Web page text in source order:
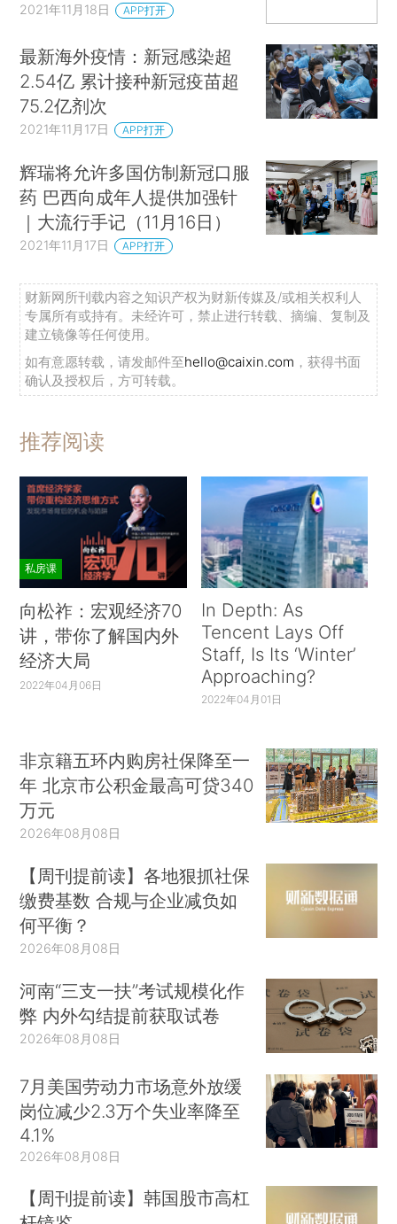
2021年11月18日 APP打开
最新海外疫情：新冠感染超
2.54亿 累计接种新冠疫苗超
75.2亿剂次
2021年11月17日 APP打开
辉瑞将允许多国仿制新冠口服
药 巴西向成年人提供加强针
｜大流行手记（11月16日）
2021年11月17日 APP打开
财新网所刊载内容之知识产权为财新传媒及/或相关权利人
专属所有或持有。未经许可，禁止进行转载、摘编、复制及
建立镜像等任何使用。
如有意愿转载，请发邮件至hello@caixin.com ，获得书面
确认及授权后，方可转载。
推荐阅读
私房课
向松祚：宏观经济70
讲，带你了解国内外
经济大局
2022年04月06日
In Depth: As
Tencent Lays Off
Staff, Is Its ‘Winter’
Approaching?
2022年04月01日
非京籍五环内购房社保降至一
年 北京市公积金最高可贷340
万元
2026年08月08日
【周刊提前读】各地狠抓社保
缴费基数 合规与企业减负如
何平衡？
2026年08月08日
河南“三支一扶”考试规模化作
弊 内外勾结提前获取试卷
2026年08月08日
7月美国劳动力市场意外放缓
岗位减少2.3万个失业率降至
4.1%
2026年08月08日
【周刊提前读】韩国股市高杠